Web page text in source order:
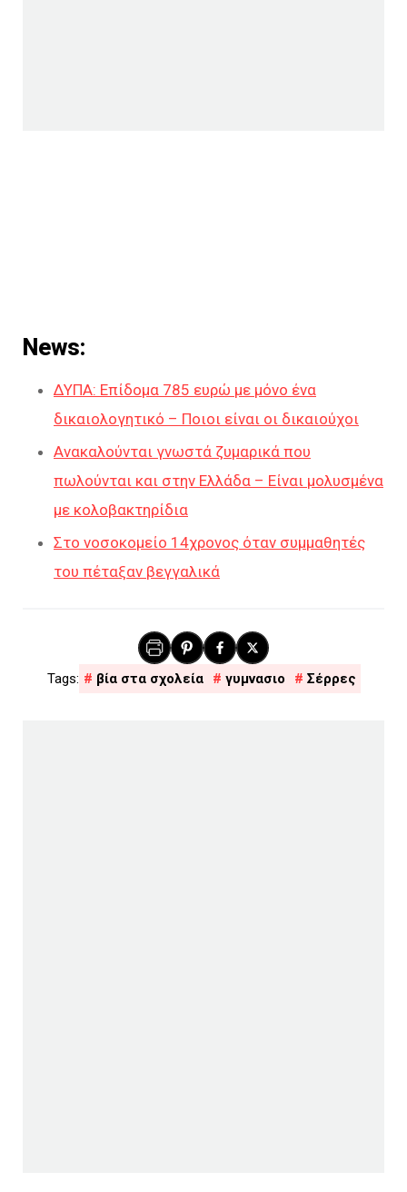
News:
ΔΥΠΑ: Επίδομα 785 ευρώ με μόνο ένα
δικαιολογητικό – Ποιοι είναι οι δικαιούχοι
Ανακαλούνται γνωστά ζυμαρικά που
πωλούνται και στην Ελλάδα – Είναι μολυσμένα
με κολοβακτηρίδια
Στο νοσοκομείο 14χρονος όταν συμμαθητές
του πέταξαν βεγγαλικά
βία στα σχολεία γυμνασιο Σέρρες